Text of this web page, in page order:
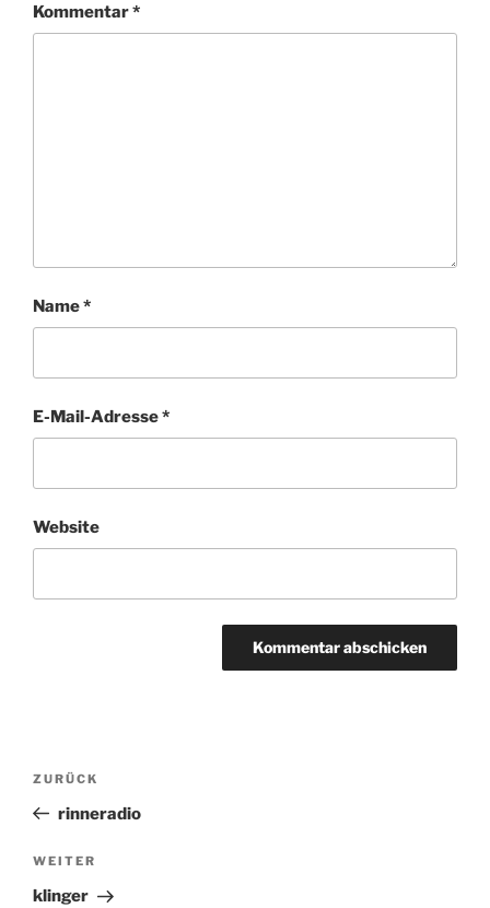
Kommentar*
Name*
E-Mail-Adresse*
Website
Beitragsnavigation
Vorheriger
Beitrag
ZURÜCK
rinneradio
Nächster
Beitrag
WEITER
klinger